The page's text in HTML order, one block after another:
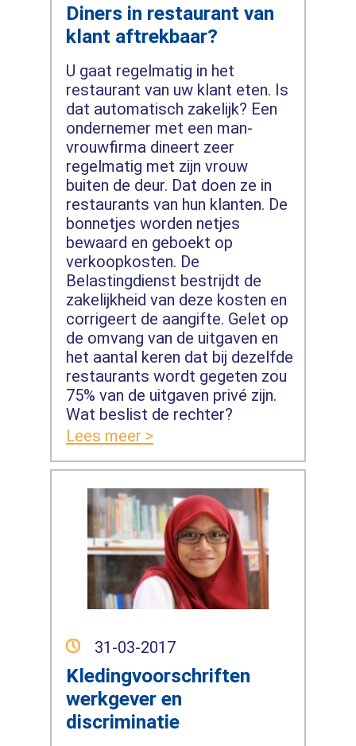
Diners in restaurant van
klant aftrekbaar?
U gaat regelmatig in het
restaurant van uw klant eten. Is
dat automatisch zakelijk? Een
ondernemer met een man-
vrouwfirma dineert zeer
regelmatig met zijn vrouw
buiten de deur. Dat doen ze in
restaurants van hun klanten. De
bonnetjes worden netjes
bewaard en geboekt op
verkoopkosten. De
Belastingdienst bestrijdt de
zakelijkheid van deze kosten en
corrigeert de aangifte. Gelet op
de omvang van de uitgaven en
het aantal keren dat bij dezelfde
restaurants wordt gegeten zou
75% van de uitgaven privé zijn.
Wat beslist de rechter?
Lees meer >
31-03-2017
Kledingvoorschriften
werkgever en
discriminatie